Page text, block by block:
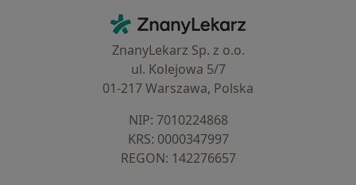
ZnanyLekarz - Strona główna
ZnanyLekarz Sp. z o.o.
ul. Kolejowa 5/7
01-217 Warszawa, Polska
NIP: ⁠7010224868
KRS: ⁠0000347997
REGON: ⁠142276657